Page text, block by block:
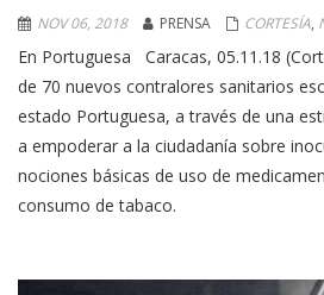
NOV 06, 2018 PRENSA CORTESÍA,
En Portuguesa Caracas, 05.11.18
de 70 nuevos contralores sanitarios
estado Portuguesa, a través de una
a empoderar a la ciudadanía sobre
nociones básicas de uso de
consumo de tabaco.